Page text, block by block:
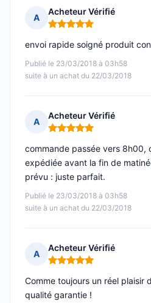
A
Acheteur Vérifié
Note : 5 sur 5
Publié le 23/03/2018 à 03h58
suite à un achat du 22/03/2018
envoi rapide soigné produit
A
Acheteur Vérifié
Note : 5 sur 5
Publié le 23/03/2018 à 03h58
suite à un achat du 22/03/2018
commande passée vers 8h00,
expédiée avant la fin de
prévu : juste parfait.
A
Acheteur Vérifié
Note : 5 sur 5
Comme toujours un réel plaisir
qualité garantie !